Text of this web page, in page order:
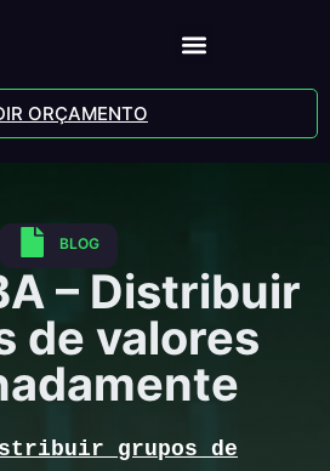
ORÇAMENTO
BLOG
– Distribuir
de valores
grupos de